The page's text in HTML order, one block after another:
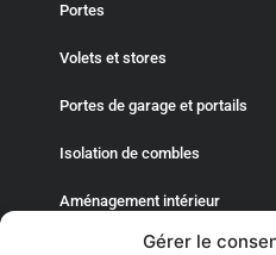
Gérer le
Portes
Volets et stores
Portes de garage et portails
Isolation de combles
Aménagement intérieur